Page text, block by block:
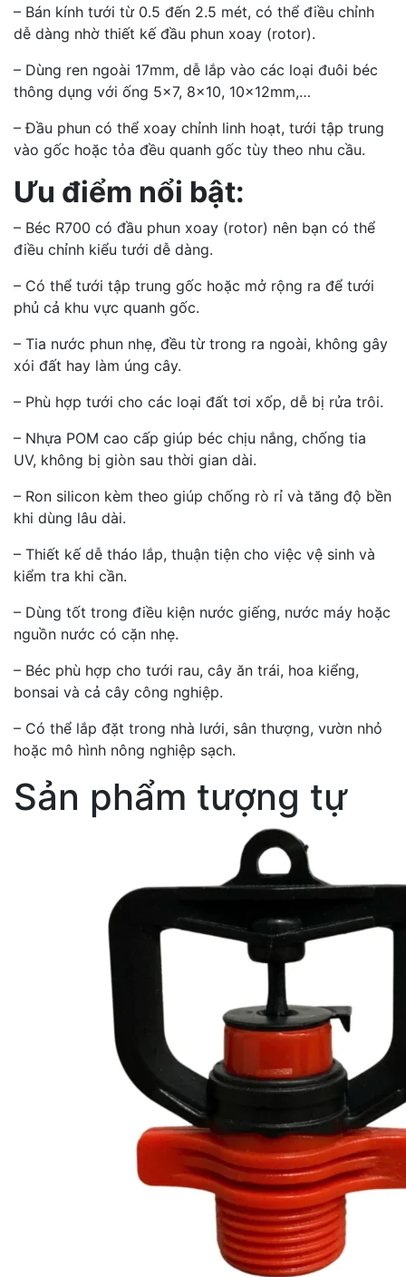
– Bán kính tưới từ 0.5 đến 2.5 mét, có thể điều chỉnh
dễ dàng nhờ thiết kế đầu phun xoay (rotor).
– Dùng ren ngoài 17mm, dễ lắp vào các loại đuôi béc
thông dụng với ống 5×7, 8×10, 10×12mm,…
– Đầu phun có thể xoay chỉnh linh hoạt, tưới tập trung
vào gốc hoặc tỏa đều quanh gốc tùy theo nhu cầu.
Ưu điểm nổi bật:
– Béc R700 có đầu phun xoay (rotor) nên bạn có thể
điều chỉnh kiểu tưới dễ dàng.
– Có thể tưới tập trung gốc hoặc mở rộng ra để tưới
phủ cả khu vực quanh gốc.
– Tia nước phun nhẹ, đều từ trong ra ngoài, không gây
xói đất hay làm úng cây.
– Phù hợp tưới cho các loại đất tơi xốp, dễ bị rửa trôi.
– Nhựa POM cao cấp giúp béc chịu nắng, chống tia
UV, không bị giòn sau thời gian dài.
– Ron silicon kèm theo giúp chống rò rỉ và tăng độ bền
khi dùng lâu dài.
– Thiết kế dễ tháo lắp, thuận tiện cho việc vệ sinh và
kiểm tra khi cần.
– Dùng tốt trong điều kiện nước giếng, nước máy hoặc
nguồn nước có cặn nhẹ.
– Béc phù hợp cho tưới rau, cây ăn trái, hoa kiểng,
bonsai và cả cây công nghiệp.
– Có thể lắp đặt trong nhà lưới, sân thượng, vườn nhỏ
hoặc mô hình nông nghiệp sạch.
Sản phẩm tượng tự